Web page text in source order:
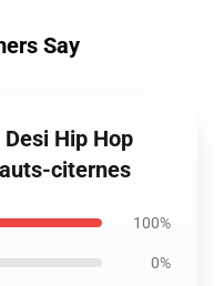
Say
Hip Hop
citernes
100%
0%